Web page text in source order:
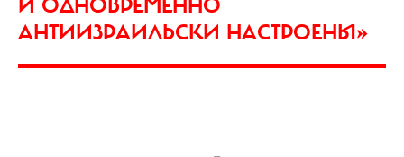
И ОДНОВРЕМЕННО
АНТИИЗРАИЛЬСКИ НАСТРОЕНЫ»